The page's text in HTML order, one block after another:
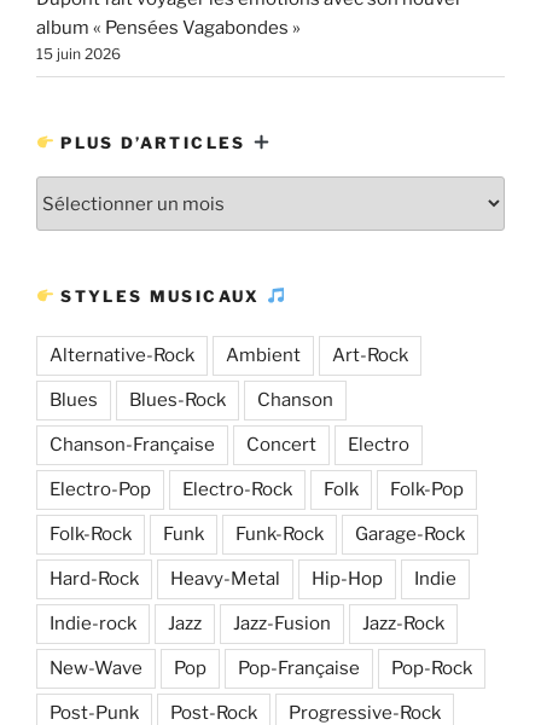
album « Pensées Vagabondes »
15 juin 2026
PLUS D’ARTICLES
STYLES MUSICAUX
Alternative-Rock Ambient Art-Rock
Blues Blues-Rock Chanson
Chanson-Française Concert Electro
Electro-Pop Electro-Rock Folk Folk-Pop
Folk-Rock Funk Funk-Rock Garage-Rock
Hard-Rock Heavy-Metal Hip-Hop Indie
Indie-rock Jazz Jazz-Fusion Jazz-Rock
New-Wave Pop Pop-Française Pop-Rock
Post-Punk Post-Rock Progressive-Rock